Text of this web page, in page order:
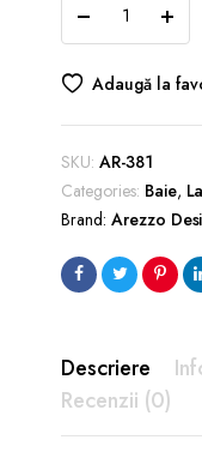
NORFOLK,
din
porțelan,
suport
prosoape
60X42cm
Alb
quantity
Adaugă la
SKU: AR-381
Categories: Baie,
Brand: Arezzo
Descriere
Recenzii (0)